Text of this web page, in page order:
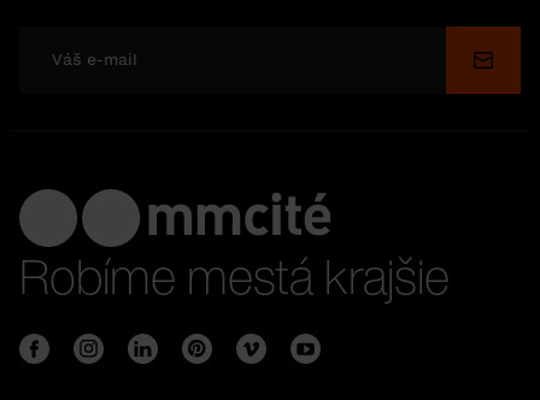
Robíme mestá krajšie